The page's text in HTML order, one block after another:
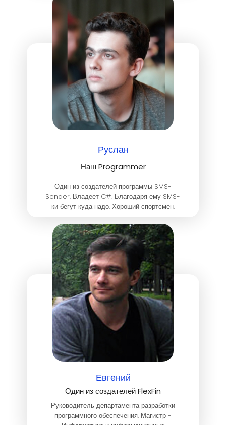
Руслан
Наш Programmer
Один из создателей программы SMS-
Sender. Владеет C#. Благодаря ему SMS-
ки бегут куда надо. Хороший спортсмен.
Евгений
Один из создателей FlexFin
Руководитель департамента разработки
программного обеспечения. Магистр -